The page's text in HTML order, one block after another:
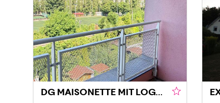
DG MAISONETTE MIT LOGGIA UND GRÜNBLICK IN DONAU NÄHE